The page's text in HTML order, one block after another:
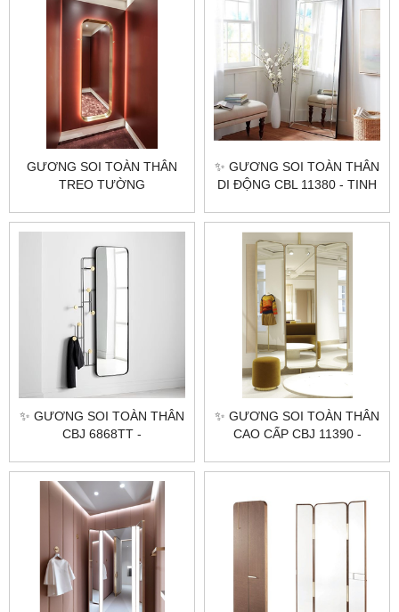
GƯƠNG SOI TOÀN THÂN
TREO TƯỜNG
✨ GƯƠNG SOI TOÀN THÂN
DI ĐỘNG CBL 11380 - TINH
✨ GƯƠNG SOI TOÀN THÂN
CBJ 6868TT -
✨ GƯƠNG SOI TOÀN THÂN
CAO CẤP CBJ 11390 -